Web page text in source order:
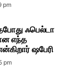
pm
ஃபெல்டா
எந்த
ஷபேரி
pm